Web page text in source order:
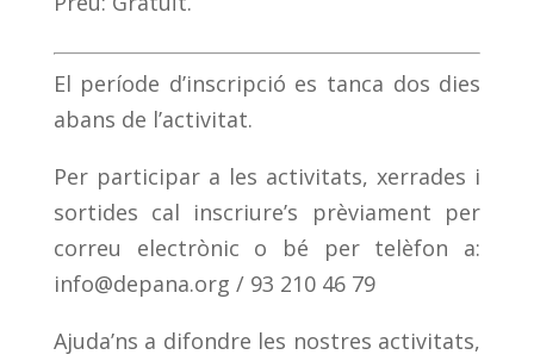
El període d’inscripció es tanca dos dies
abans de l’activitat.
Per participar a les activitats, xerrades i
sortides cal inscriure’s prèviament per
correu electrònic o bé per telèfon a:
info@depana.org / 93 210 46 79
Ajuda’ns a difondre les nostres activitats,